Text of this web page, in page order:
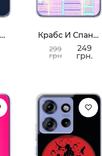
Номер Неймара
Крабс И Спанч Боб
299
грн
249
грн.